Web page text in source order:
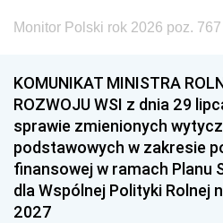
Monitor Polski rok 2026 poz. 767
KOMUNIKAT MINISTRA
ROZWOJU WSI z dnia 29
sprawie zmienionych
podstawowych w zakresie
finansowej w ramach Planu
dla Wspólnej Polityki Rolnej
2027